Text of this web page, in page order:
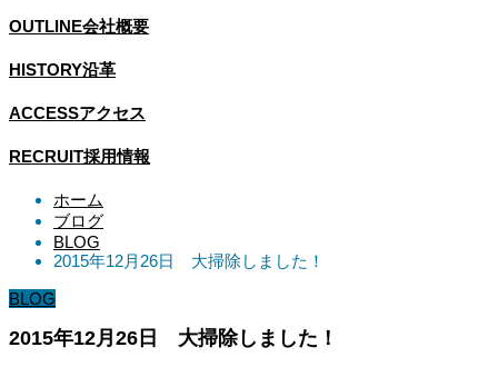
OUTLINE会社概要
HISTORY沿革
ACCESSアクセス
RECRUIT採用情報
ホーム
ブログ
BLOG
2015年12月26日 大掃除しました！
BLOG
2015年12月26日 大掃除しました！